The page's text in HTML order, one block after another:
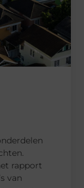
rapport
van